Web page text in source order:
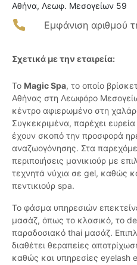
Αθήνα, Λεωφ. Μεσογείων 59
Εμφάνιση αριθμού
Σχετικά με την εταιρεία:
Το Magic Spa, το οποίο
Αθήνας στη Λεωφόρο
κέντρο αφιερωμένο στη
Συγκεκριμένα, παρέχει
έχουν σκοπό την προσφορά
αναζωογόνησης. Στα
περιποιήσεις μανικιούρ με
τεχνητά νύχια σε gel, καθώς
πεντικιούρ spa.
Το φάσμα υπηρεσιών
μασάζ, όπως το κλασικό, το
παραδοσιακό thai μασάζ.
διαθέτει θεραπείες
καθώς και υπηρεσίες eyelash